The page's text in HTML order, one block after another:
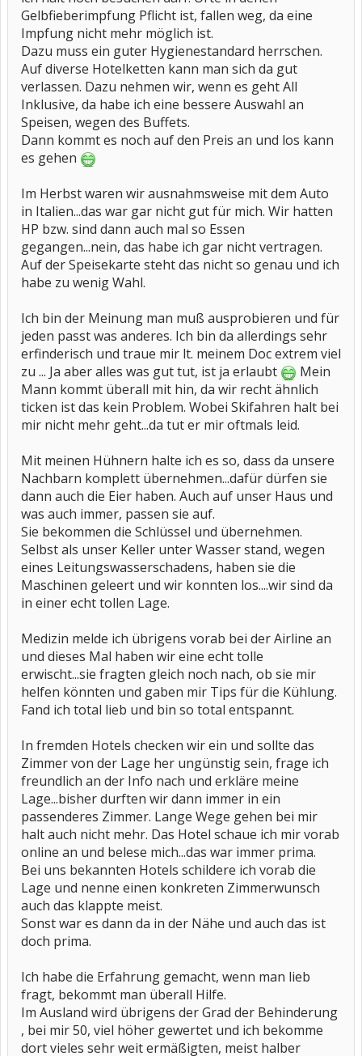
Gelbfieberimpfung Pflicht ist, fallen weg, da eine
Impfung nicht mehr möglich ist.
Dazu muss ein guter Hygienestandard herrschen.
Auf diverse Hotelketten kann man sich da gut
verlassen. Dazu nehmen wir, wenn es geht All
Inklusive, da habe ich eine bessere Auswahl an
Speisen, wegen des Buffets.
Dann kommt es noch auf den Preis an und los kann
es gehen
Im Herbst waren wir ausnahmsweise mit dem Auto
in Italien...das war gar nicht gut für mich. Wir hatten
HP bzw. sind dann auch mal so Essen
gegangen...nein, das habe ich gar nicht vertragen.
Auf der Speisekarte steht das nicht so genau und ich
habe zu wenig Wahl.
Ich bin der Meinung man muß ausprobieren und für
jeden passt was anderes. Ich bin da allerdings sehr
erfinderisch und traue mir lt. meinem Doc extrem viel
zu ... Ja aber alles was gut tut, ist ja erlaubt
Mein
Mann kommt überall mit hin, da wir recht ähnlich
ticken ist das kein Problem. Wobei Skifahren halt bei
mir nicht mehr geht...da tut er mir oftmals leid.
Mit meinen Hühnern halte ich es so, dass da unsere
Nachbarn komplett übernehmen...dafür dürfen sie
dann auch die Eier haben. Auch auf unser Haus und
was auch immer, passen sie auf.
Sie bekommen die Schlüssel und übernehmen.
Selbst als unser Keller unter Wasser stand, wegen
eines Leitungswasserschadens, haben sie die
Maschinen geleert und wir konnten los....wir sind da
in einer echt tollen Lage.
Medizin melde ich übrigens vorab bei der Airline an
und dieses Mal haben wir eine echt tolle
erwischt...sie fragten gleich noch nach, ob sie mir
helfen könnten und gaben mir Tips für die Kühlung.
Fand ich total lieb und bin so total entspannt.
In fremden Hotels checken wir ein und sollte das
Zimmer von der Lage her ungünstig sein, frage ich
freundlich an der Info nach und erkläre meine
Lage...bisher durften wir dann immer in ein
passenderes Zimmer. Lange Wege gehen bei mir
halt auch nicht mehr. Das Hotel schaue ich mir vorab
online an und belese mich...das war immer prima.
Bei uns bekannten Hotels schildere ich vorab die
Lage und nenne einen konkreten Zimmerwunsch
auch das klappte meist.
Sonst war es dann da in der Nähe und auch das ist
doch prima.
Ich habe die Erfahrung gemacht, wenn man lieb
fragt, bekommt man überall Hilfe.
Im Ausland wird übrigens der Grad der Behinderung
, bei mir 50, viel höher gewertet und ich bekomme
dort vieles sehr weit ermäßigten, meist halber